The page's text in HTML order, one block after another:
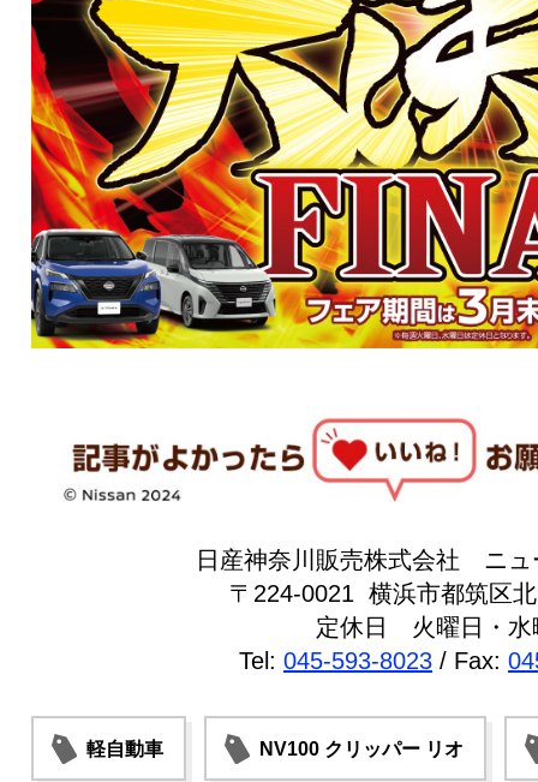
日産神奈川販売株式会社 ニュ
〒224-0021 横浜市都筑区
定休日 火曜日・水
Tel: 045-593-8023 / Fax:
軽自動車 NV100 クリッパー リオ